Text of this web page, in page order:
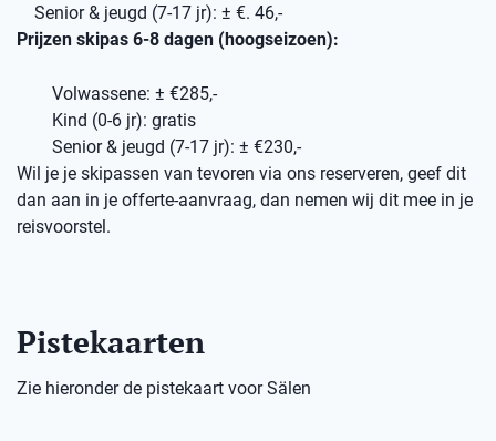
Senior & jeugd (7-17 jr): ± €. 46,-
Prijzen skipas 6-8 dagen (hoogseizoen):
Volwassene: ± €285,-
Kind (0-6 jr): gratis
Senior & jeugd (7-17 jr): ± €230,-
Wil je je skipassen van tevoren via ons reserveren, geef dit
dan aan in je offerte-aanvraag, dan nemen wij dit mee in je
reisvoorstel.
Pistekaarten
Zie hieronder de pistekaart voor Sälen